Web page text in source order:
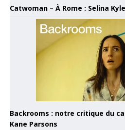
Catwoman – À Rome : Selina
Backrooms : notre critique du
Kane Parsons